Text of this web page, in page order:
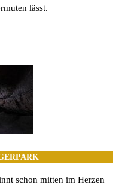
lässt.
schon mitten im Herzen